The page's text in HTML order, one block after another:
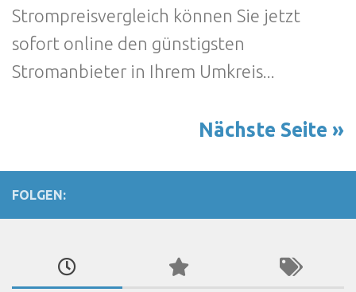
Strompreisvergleich können Sie jetzt
sofort online den günstigsten
Stromanbieter in Ihrem Umkreis...
Nächste Seite »
FOLGEN: